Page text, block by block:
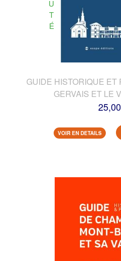
U
T
É
GUIDE HISTORIQUE ET
GERVAIS ET LE
VOIR EN DETAILS